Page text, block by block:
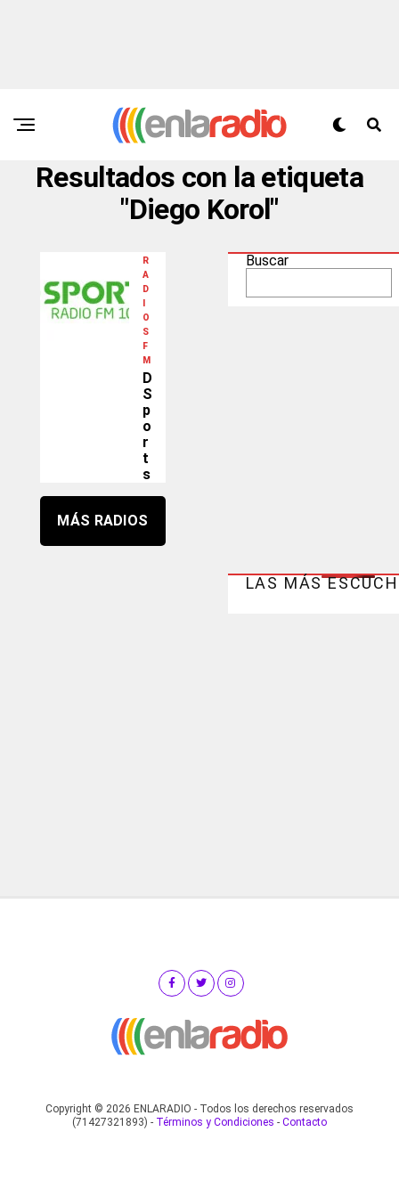
Resultados con la etiqueta
"Diego Korol"
R
A
D
O
S
F
M
D
S
p
o
r
t
s
MÁS RADIOS
Buscar
LAS MÁS
Copyright © 2026 ENLARADIO - Todos los derechos reservados
(71427321893) - Términos y Condiciones - Contacto